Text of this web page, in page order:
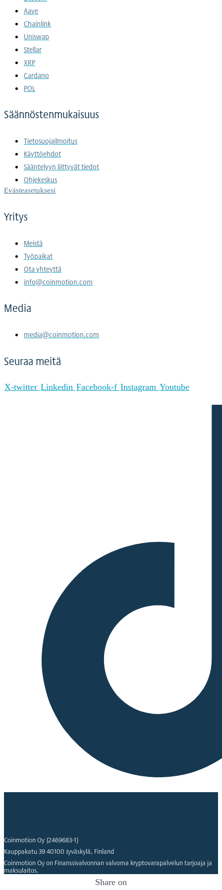
Aave
Chainlink
Uniswap
Stellar
XRP
Cardano
POL
Säännöstenmukaisuus
Tietosuojailmoitus
Käyttöehdot
Sääntelyyn liittyvät tiedot
Ohjekeskus
Evästeasetuksesi
Yritys
Meistä
Työpaikat
Ota yhteyttä
info@coinmotion.com
Media
media@coinmotion.com
Seuraa meitä
X-twitter Linkedin Facebook-f Instagram Youtube
Coinmotion Oy (2469683-1)
Kauppakatu 39 40100 Jyväskylä, Finland
Coinmotion Oy on Finanssivalvonnan valvoma kryptovarapalvelun tarjoaja ja
maksulaitos.
Share on